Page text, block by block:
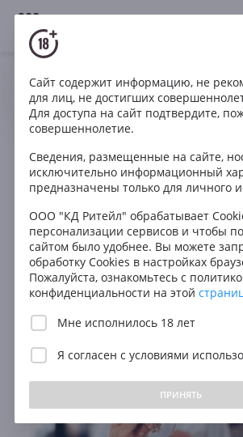
18+
Ваш город Москва ?
Органолептика
что мы можем
почувствовать в
2021-08-16 • Автор: InWine
Какой может быть вкус у вина,
в вине ароматы, откуда они
давайте разбираться
Сайт содержит информацию, не
для лиц, не достигших
Для доступа на сайт подтвердите,
совершеннолетие.
Сведения, размещенные на сайте,
исключительно информационный
предназначены только для личного
ООО "КД Ритейл" обрабатывает
персонализации сервисов и чтобы
сайтом было удобнее. Вы можете
обработку Cookies в настройках
Пожалуйста, ознакомьтесь с
конфиденциальности на этой
Мне исполнилось 18 лет
Я согласен с условиями
ПРИНЯТЬ